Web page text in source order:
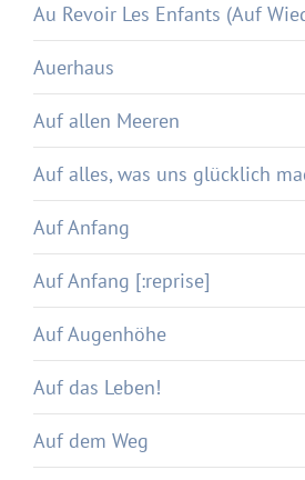
Au Revoir Les Enfants (Auf
Auerhaus
Auf allen Meeren
Auf alles, was uns glücklich
Auf Anfang
Auf Anfang [:reprise]
Auf Augenhöhe
Auf das Leben!
Auf dem Weg